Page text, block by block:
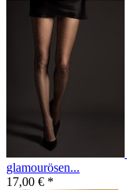
glamourösen...
17,00 € *